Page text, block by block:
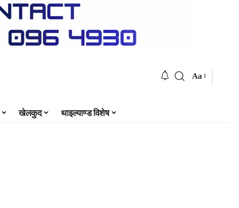
Aa
खेलकुद थाइल्याण्ड विशेष